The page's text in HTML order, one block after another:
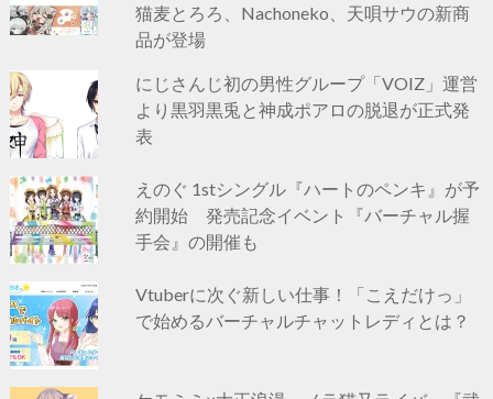
猫麦とろろ、Nachoneko、天唄サウの新商
品が登場
にじさんじ初の男性グループ「VOIZ」運営
より黒羽黒兎と神成ポアロの脱退が正式発
表
えのぐ 1stシングル『ハートのペンキ』が予
約開始 発売記念イベント『バーチャル握
手会』の開催も
Vtuberに次ぐ新しい仕事！「こえだけっ」
で始めるバーチャルチャットレディとは？